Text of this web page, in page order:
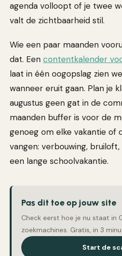
agenda volloopt of je twee
valt de zichtbaarheid stil.
Wie een paar maanden
dat. Een contentkalender
laat in één oogopslag zien
wanneer eruit gaan. Plan je
augustus geen gat in de
maanden buffer is voor de
genoeg om elke vakantie of
vangen: verbouwing,
een lange schoolvakantie.
Pas dit toe op jouw site
Check eerst hoe je nu staat in
zoekmachines. Gratis, in 3
Start de